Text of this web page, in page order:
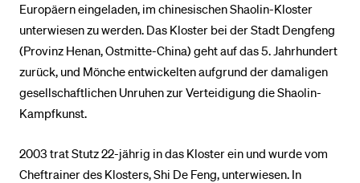
Europäern eingeladen, im chinesischen Shaolin-Kloster
unterwiesen zu werden. Das Kloster bei der Stadt Dengfeng
(Provinz Henan, Ostmitte-China) geht auf das 5. Jahrhundert
zurück, und Mönche entwickelten aufgrund der damaligen
gesellschaftlichen Unruhen zur Verteidigung die Shaolin-
Kampfkunst.
2003 trat Stutz 22-jährig in das Kloster ein und wurde vom
Cheftrainer des Klosters, Shi De Feng, unterwiesen. In
Sportangebot
Menuplan Mensa
Anmeldung und Zulassung